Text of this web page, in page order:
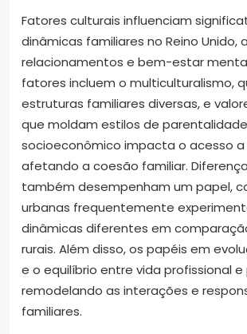
Fatores culturais influenciam
dinâmicas familiares no Reino Unido,
relacionamentos e bem-estar
fatores incluem o multiculturalismo,
estruturas familiares diversas, e
que moldam estilos de
socioeconômico impacta o acesso a
afetando a coesão familiar.
também desempenham um papel,
urbanas frequentemente
dinâmicas diferentes em
rurais. Além disso, os papéis em
e o equilíbrio entre vida profissional
remodelando as interações e
familiares.